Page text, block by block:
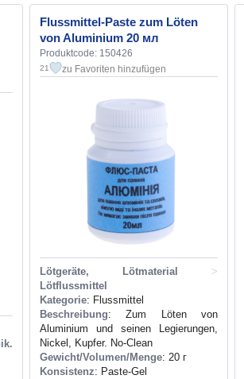
Flussmittel-Paste zum Löten
von Aluminium 20 мл
Produktcode: 150426
21 zu Favoriten hinzufügen
Lötgeräte, Lötmaterial
>
Lötflussmittel
Kategorie: Flussmittel
Beschreibung: Zum Löten von
Aluminium und seinen Legierungen,
Nickel, Kupfer. No-Clean
Gewicht/Volumen/Menge: 20 г
Konsistenz: Paste-Gel